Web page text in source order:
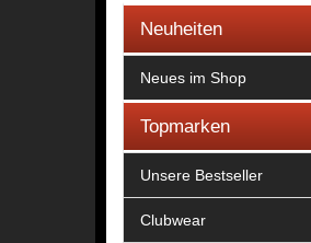
Neuheiten
Neues im Shop
Topmarken
Unsere Bestseller
Clubwear